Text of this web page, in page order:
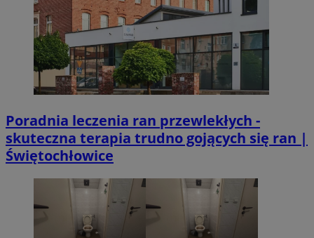
Poradnia leczenia ran przewlekłych -
skuteczna terapia trudno gojących się ran |
Świętochłowice